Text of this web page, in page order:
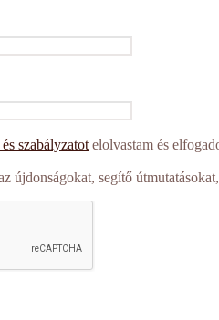
szabályzatot elolvastam és
újdonságokat, segítő